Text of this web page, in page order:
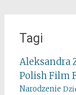
Tagi
Aleksandra
Polish Film
Narodzenie